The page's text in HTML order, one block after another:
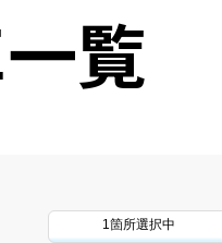
覧
1箇所選択中